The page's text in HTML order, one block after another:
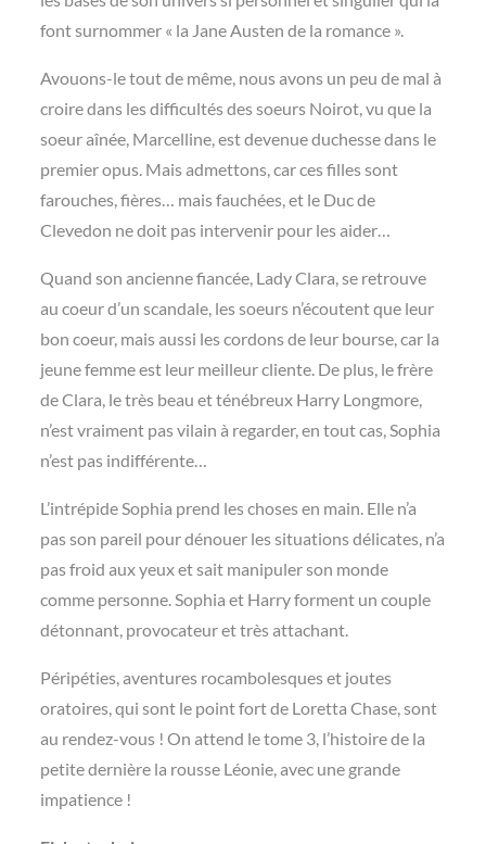
font surnommer « la Jane Austen de la romance ».
Avouons-le tout de même, nous avons un peu de mal à
croire dans les difficultés des soeurs Noirot, vu que la
soeur aînée, Marcelline, est devenue duchesse dans le
premier opus. Mais admettons, car ces filles sont
farouches, fières… mais fauchées, et le Duc de
Clevedon ne doit pas intervenir pour les aider…
Quand son ancienne fiancée, Lady Clara, se retrouve
au coeur d’un scandale, les soeurs n’écoutent que leur
bon coeur, mais aussi les cordons de leur bourse, car la
jeune femme est leur meilleur cliente. De plus, le frère
de Clara, le très beau et ténébreux Harry Longmore,
n’est vraiment pas vilain à regarder, en tout cas, Sophia
n’est pas indifférente…
L’intrépide Sophia prend les choses en main. Elle n’a
pas son pareil pour dénouer les situations délicates, n’a
pas froid aux yeux et sait manipuler son monde
comme personne. Sophia et Harry forment un couple
détonnant, provocateur et très attachant.
Péripéties, aventures rocambolesques et joutes
oratoires, qui sont le point fort de Loretta Chase, sont
au rendez-vous ! On attend le tome 3, l’histoire de la
petite dernière la rousse Léonie, avec une grande
impatience !